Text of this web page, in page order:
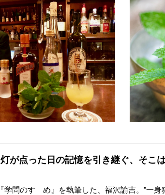
が点った日の記憶を引き継ぐ、そこ
学問のすゝめ』を執筆した、福沢諭吉。”一